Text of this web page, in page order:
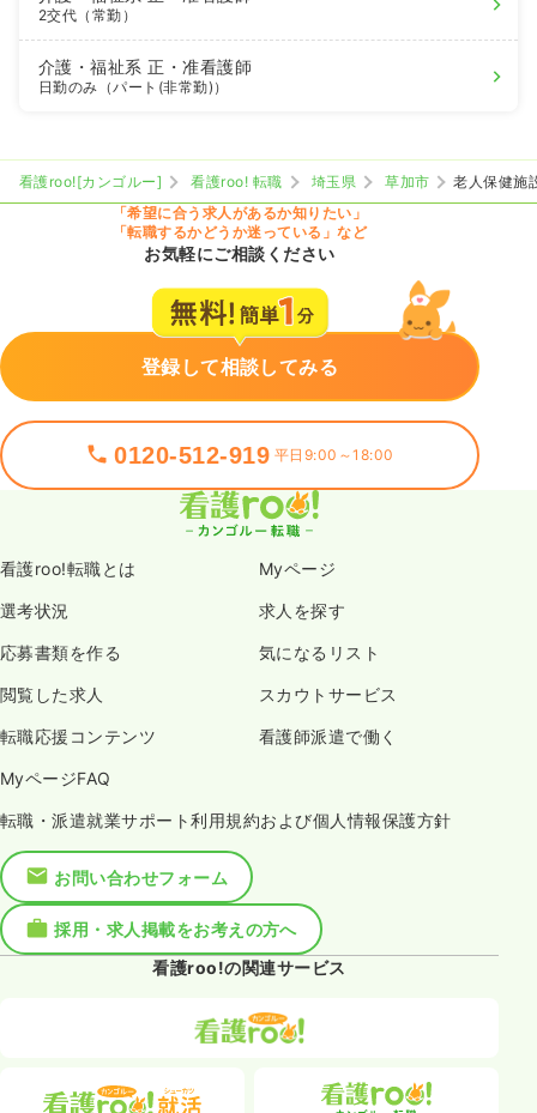
2交代（常勤）
介護・福祉系正・准看護師
日勤のみ（パート(非常勤)）
看護roo![カンゴルー] 看護roo! 転職 埼玉県 草加市
老人保健施
「希望に合う求人があるか知りたい」
「転職するかどうか迷っている」など
お気軽にご相談ください
登録して相談してみる
0120-512-919 平日9:00～18:00
看護roo!転職とは Myページ
選考状況 求人を探す
応募書類を作る 気になるリスト
閲覧した求人 スカウトサービス
転職応援コンテンツ 看護師派遣で働く
MyページFAQ
転職・派遣就業サポート利用規約および個人情報保護方針
お問い合わせフォーム
採用・求人掲載をお考えの方へ
看護roo!の関連サービス